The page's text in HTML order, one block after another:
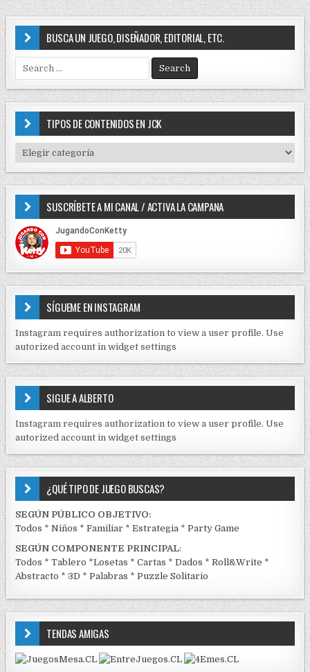
n
BUSCA UN JUEGO, DISEÑADOR, EDITORIAL, ETC.
e
a
r
f
r
:
TIPOS DE CONTENIDOS EN JCK
I
P
D
E
C
O
N
T
I
D
S
E
J
C
K
SUSCRÍBETE A MI CANAL / ACTIVA LA CAMPANA
SÍGUEME EN INSTAGRAM
Instagram requires authorization to view a user profile. Use
autorized account in widget settings
SIGUE A ALBERTO
Instagram requires authorization to view a user profile. Use
autorized account in widget settings
¿QUÉ TIPO DE JUEGO BUSCAS?
SEGÚN PÚBLICO OBJETIVO:
Todos *Niños *Familiar *Estrategia *Party Game
SEGÚN COMPONENTE PRINCIPAL:
Todos *Tablero *Losetas *Cartas *Dados *Roll&Write *
Abstracto *3D *Palabras *Puzzle Solitario
TENDAS AMIGAS